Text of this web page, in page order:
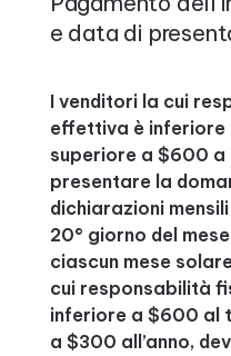
e data di
I venditori la cui
effettiva è inferiore
superiore a $600 a
presentare la
dichiarazioni
20° giorno del
ciascun mese
cui responsabilità
inferiore a $600 al
a $300 all’anno,